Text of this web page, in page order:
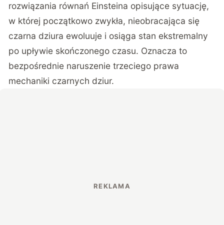
rozwiązania równań Einsteina opisujące sytuację,
w której początkowo zwykła, nieobracająca się
czarna dziura ewoluuje i osiąga stan ekstremalny
po upływie skończonego czasu. Oznacza to
bezpośrednie naruszenie trzeciego prawa
mechaniki czarnych dziur.